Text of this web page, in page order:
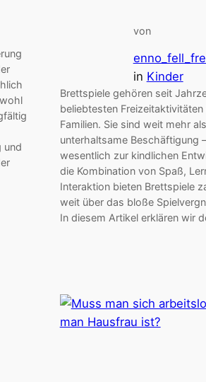
und
von
in Kinder
Brettspiele gehören seit
beliebtesten Freizeitaktivitäten
Familien. Sie sind weit mehr
unterhaltsame Beschäftigung
wesentlich zur kindlichen
die Kombination von Spaß,
Interaktion bieten Brettspiele
weit über das bloße
In diesem Artikel erklären wir